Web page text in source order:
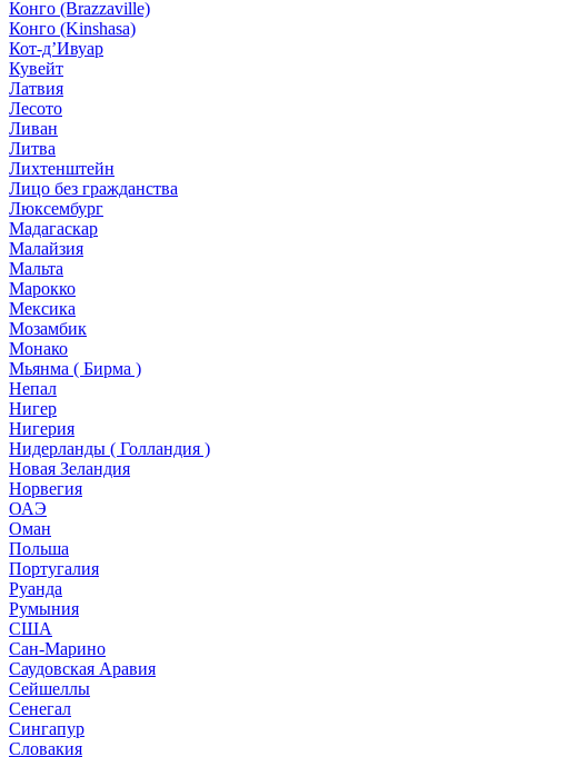
Конго (Brazzaville)
Конго (Kinshasa)
Кот-д’Ивуар
Кувейт
Латвия
Лесото
Ливан
Литва
Лихтенштейн
Лицо без гражданства
Люксембург
Мадагаскар
Малайзия
Мальта
Марокко
Мексика
Мозамбик
Монако
Мьянма ( Бирма )
Непал
Нигер
Нигерия
Нидерланды ( Голландия )
Новая Зеландия
Норвегия
ОАЭ
Оман
Польша
Португалия
Руанда
Румыния
США
Сан-Марино
Саудовская Аравия
Сейшеллы
Сенегал
Сингапур
Словакия